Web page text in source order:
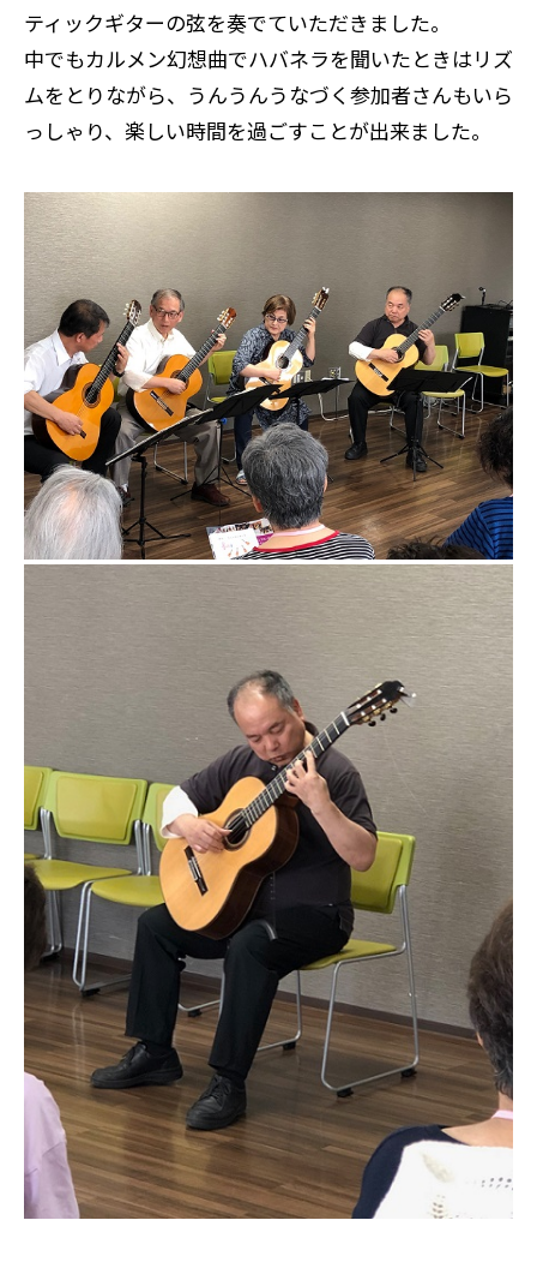
ティックギターの弦を奏でていただきました。
中でもカルメン幻想曲でハバネラを聞いたときはリズ
ムをとりながら、うんうんうなづく参加者さんもいら
っしゃり、楽しい時間を過ごすことが出来ました。